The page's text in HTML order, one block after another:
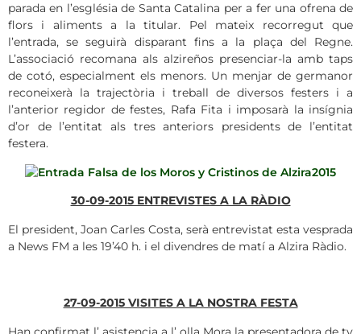
parada en l’església de Santa Catalina per a fer una ofrena de
flors i aliments a la titular. Pel mateix recorregut que
l’entrada, se seguirà disparant fins a la plaça del Regne.
L’associació recomana als alzireños presenciar-la amb taps
de cotó, especialment els menors. Un menjar de germanor
reconeixerà la trajectòria i treball de diversos festers i a
l’anterior regidor de festes, Rafa Fita i imposarà la insígnia
d’or de l’entitat als tres anteriors presidents de l’entitat
festera.
30-09-2015 ENTREVISTES A LA RÀDIO
El president, Joan Carles Costa, serà entrevistat esta vesprada
a News FM a les 19’40 h. i el divendres de matí a Alzira Ràdio.
27-09-2015 VISITES A LA NOSTRA FESTA